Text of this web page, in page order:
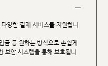
양한 결제 서비스를 지원합니
금 등 원하는 방식으로 손쉽게
보안 시스템을 통해 보호됩니